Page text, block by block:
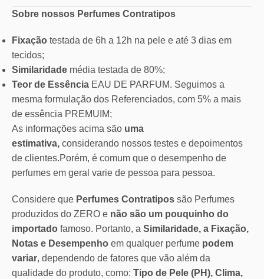
Sobre nossos Perfumes Contratipos
Fixação testada de 6h a 12h na pele e até 3 dias em
tecidos;
Similaridade média testada de 80%;
Teor de Essência EAU DE PARFUM. Seguimos a
mesma formulação dos Referenciados, com 5% a mais
de essência PREMUIM;
As informações acima são uma
estimativa, considerando nossos testes e depoimentos
de clientes.Porém, é comum que o desempenho de
perfumes em geral varie de pessoa para pessoa.
Considere que Perfumes Contratipos são Perfumes
produzidos do ZERO e não são um pouquinho do
importado famoso. Portanto, a Similaridade, a Fixação,
Notas e Desempenho em qualquer perfume podem
variar, dependendo de fatores que vão além da
qualidade do produto, como: Tipo de Pele (PH), Clima,